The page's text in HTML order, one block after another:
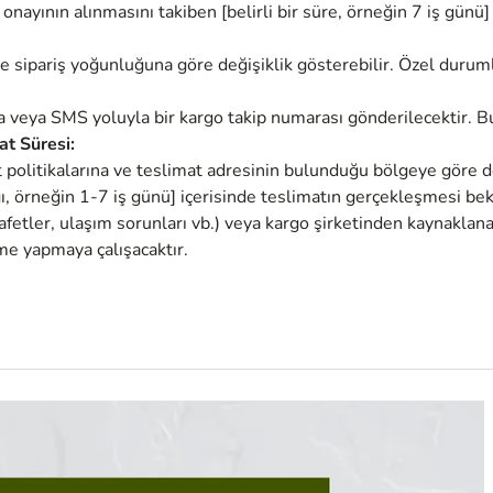
alınmasını takiben [belirli bir süre, örneğin 7 iş
sipariş yoğunluğuna göre değişiklik gösterebilir. Özel
veya SMS yoluyla bir kargo takip numarası
Süresi:
ve teslimat adresinin bulunduğu bölgeye göre
örneğin 1-7 iş günü] içerisinde teslimatın gerçekleşmesi
ulaşım sorunları vb.) veya kargo şirketinden
yapmaya çalışacaktır.